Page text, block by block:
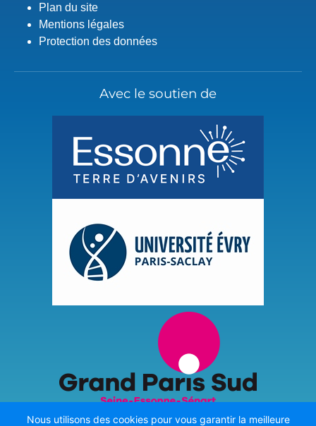
Plan du site
Mentions légales
Protection des données
Avec le soutien de
Nous utilisons des cookies pour vous garantir la meilleure